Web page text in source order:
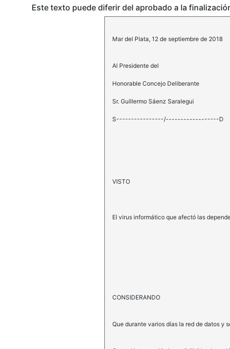
Este texto puede diferir del aprobado a la
Mar del Plata, 12 de septiembre de 2018
Al Presidente del
Honorable Concejo Deliberante
Sr. Guillermo Sáenz Saralegui
S----------------/------------------D
VISTO
El virus informático que afectó las
CONSIDERANDO
Que durante varios días la red de datos y